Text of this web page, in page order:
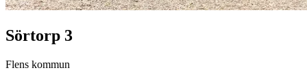
Sörtorp 3
Flens kommun